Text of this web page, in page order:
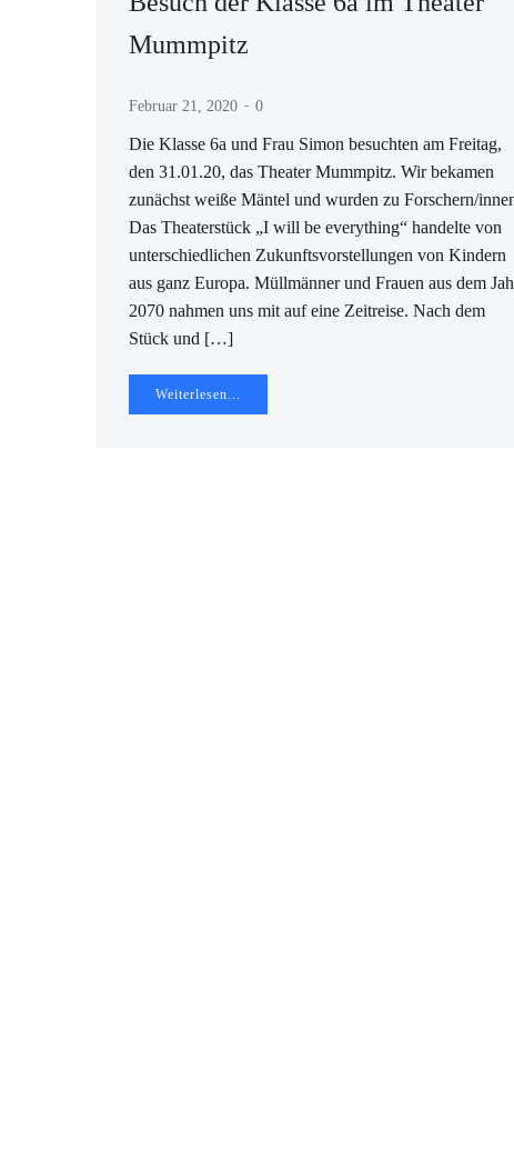
Mummpitz
Februar 21, 2020 - 0
Die Klasse 6a und Frau Simon besuchten am Freitag,
den 31.01.20, das Theater Mummpitz. Wir bekamen
zunächst weiße Mäntel und wurden zu Forschern/
Das Theaterstück „I will be everything“ handelte von
unterschiedlichen Zukunftsvorstellungen von Kindern
aus ganz Europa. Müllmänner und Frauen aus dem
2070 nahmen uns mit auf eine Zeitreise. Nach dem
Stück und […]
Weiterlesen...